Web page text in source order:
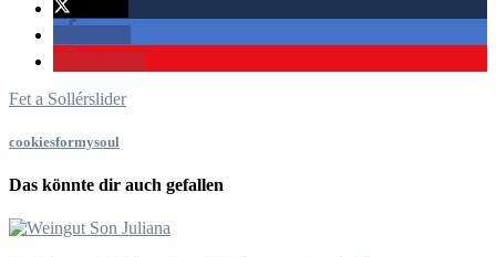
Fet a Sollérslider
cookiesformysoul
Das könnte dir auch gefallen